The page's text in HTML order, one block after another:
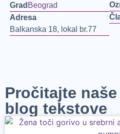
Grad Beograd
Adresa
Balkanska 18, lokal br.77
Pročitajte
blog tekstove